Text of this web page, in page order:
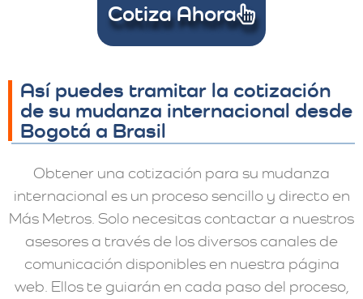
Cotiza Ahora
Así puedes tramitar la cotización
de su mudanza internacional desde
Bogotá a Brasil
Obtener una cotización para su mudanza
internacional es un proceso sencillo y directo en
Más Metros. Solo necesitas contactar a nuestros
asesores a través de los diversos canales de
comunicación disponibles en nuestra página
web. Ellos te guiarán en cada paso del proceso,